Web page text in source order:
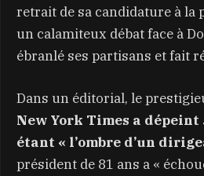
retrait de sa candidature à la
un calamiteux débat face à
ébranlé ses partisans et fait
Dans un éditorial, le
New York Times a dépeint
étant « l’ombre d’un
président de 81 ans a «